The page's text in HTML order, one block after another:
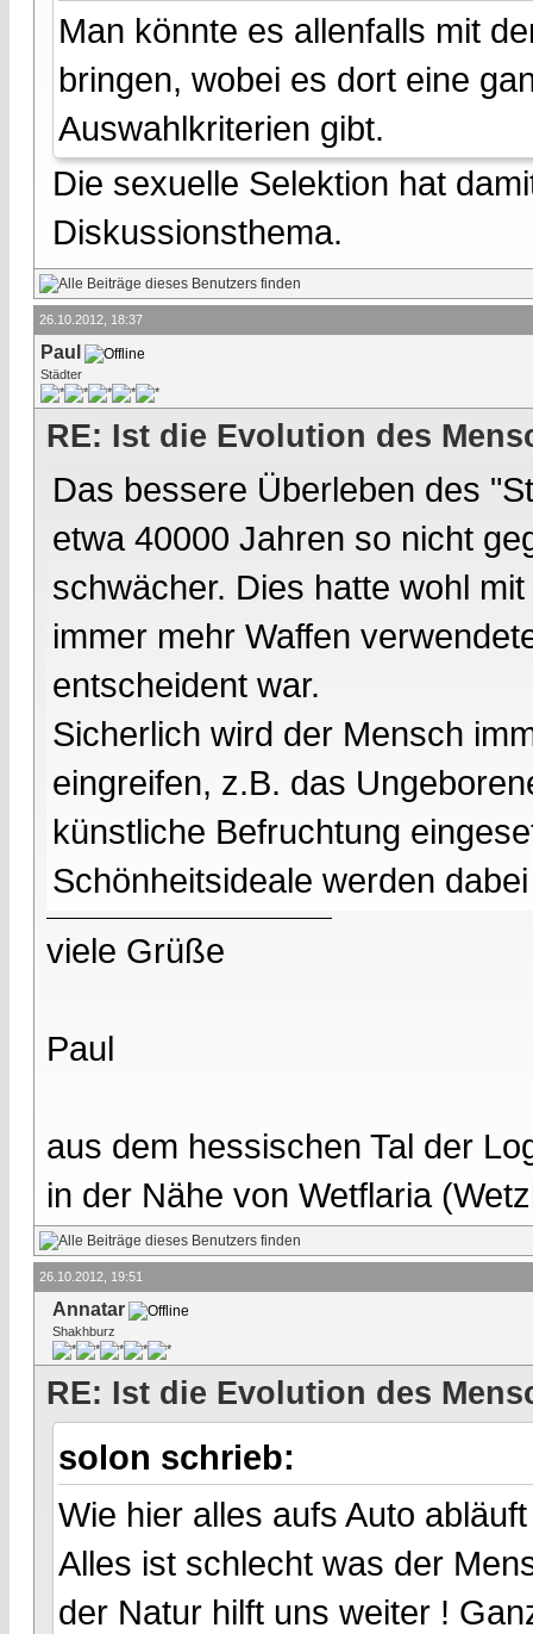
Man könnte es allenfalls mit
bringen, wobei es dort eine
Auswahlkriterien gibt.
Die sexuelle Selektion hat
Diskussionsthema.
26.10.2012, 18:37
Paul
Städter
RE: Ist die Evolution des
Das bessere Überleben des
etwa 40000 Jahren so nicht
schwächer. Dies hatte wohl
immer mehr Waffen
entscheident war.
Sicherlich wird der Mensch
eingreifen, z.B. das
künstliche Befruchtung
Schönheitsideale werden
viele Grüße
Paul
aus dem hessischen Tal der
in der Nähe von Wetflaria
26.10.2012, 19:51
Annatar
Shakhburz
RE: Ist die Evolution des
solon schrieb:
Wie hier alles aufs Auto
Alles ist schlecht was der
der Natur hilft uns weiter !